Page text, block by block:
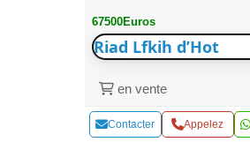
67500Euros
Riad Lfkih d’Hot
en vente
Contacter Appelez